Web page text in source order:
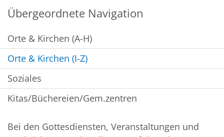
Übergeordnete Navigation
Orte & Kirchen (A-H)
Orte & Kirchen (I-Z)
Soziales
Kitas/Büchereien/Gem.zentren
Bei den Gottesdiensten, Veranstaltungen und